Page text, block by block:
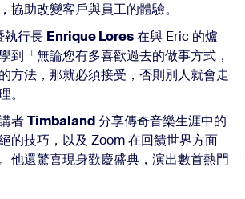
協助改變客戶與員工的體驗。
執行長 Enrique Lores在與 Eric 的爐
到「無論您有多喜歡過去的做事方式，
方法，那就必須接受，否則別人就會走
。
者Timbaland分享傳奇音樂生涯中的
的技巧，以及 Zoom 在回饋世界方面
他還驚喜現身歡慶盛典，演出數首熱門